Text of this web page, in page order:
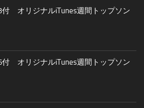
付 オリジナルiTunes週間トップソン
付 オリジナルiTunes週間トップソン